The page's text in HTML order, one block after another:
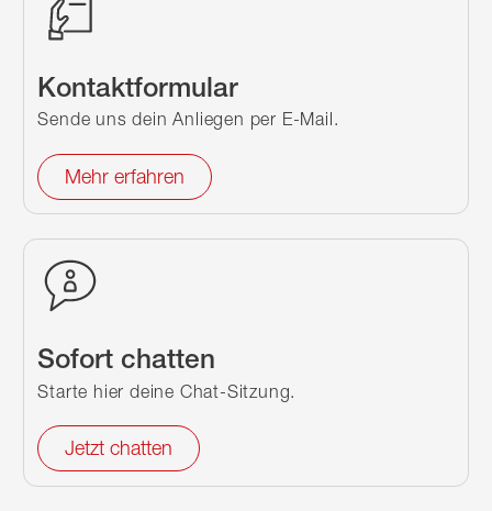
Kontaktformular
Sende uns dein Anliegen per E-Mail.
Mehr erfahren
Sofort chatten
Starte hier deine Chat-Sitzung.
Jetzt chatten